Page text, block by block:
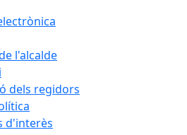
l'alcalde
dels regidors
d'interès